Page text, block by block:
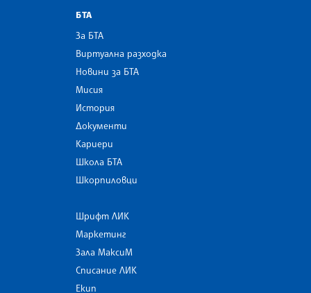
БТА
За БТА
Виртуална разходка
Новини за БТА
Мисия
История
Документи
Кариери
Школа БТА
Шкорпиловци
Шрифт ЛИК
Маркетинг
Зала МаксиМ
Списание ЛИК
Екип